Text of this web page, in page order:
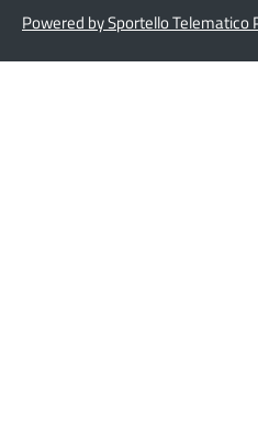
Powered by Sportello Telematico